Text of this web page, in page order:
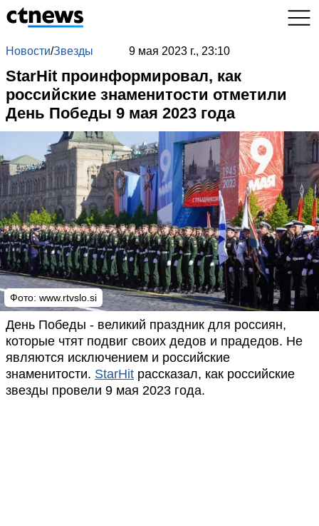
Новости/Звезды 9 мая 2023 г., 23:10
StarHit проинформировал, как
российские знаменитости отметили
День Победы 9 мая 2023 года
Фото: www.rtvslo.si
День Победы - великий праздник для россиян,
которые чтят подвиг своих дедов и прадедов. Не
являются исключением и российские
знаменитости. StarHit рассказал, как российские
звезды провели 9 мая 2023 года.